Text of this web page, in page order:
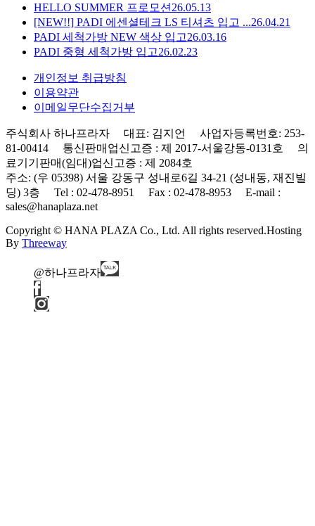
HELLO SUMMER 프로모션 26.05.13
[NEW!!] PADI 에센셜테크 LS 티셔츠 입고 ...26.04.21
PADI 세척가방 NEW 색상 입고26.03.16
PADI 중형 세척가방 입고26.02.23
개인정보 취급방침
이용약관
이메일무단수집거부
주식회사 하나프라자 대표: 김지언 사업자등록번호: 253-
81-00414 통신판매업신고증 : 제 2017-서울강동-0131호 의
료기기판매(임대)업신고증 : 제 2084호
주소: (우 05398) 서울 강동구 성내로6길 34-21 (성내동, 재진빌
딩) 3층 Tel : 02-478-8951 Fax : 02-478-8953 E-mail :
sales@hanaplaza.net
Copyright © HANA PLAZA Co., Ltd. All rights reserved.Hosting
By Threeway
@하나프라자